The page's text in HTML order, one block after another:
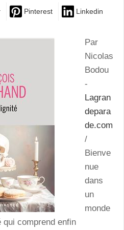
Pinterest Linkedin
Par
Nicolas
Bodou
-
Lagran
depara
de.com
/
Bienve
nue
dans
un
monde
comprend enfin